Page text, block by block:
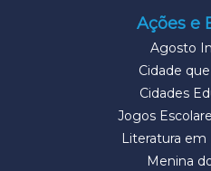
Ações e
Agosto
Cidade
Cidades
Jogos
Literatura
Menina